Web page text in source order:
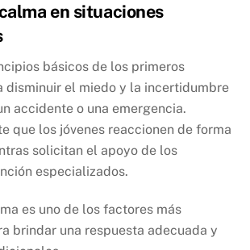
en situaciones
básicos de los primeros
disminuir el miedo y la incertidumbre
accidente o una emergencia.
que los jóvenes reaccionen de forma
solicitan el apoyo de los
especializados.
es uno de los factores más
brindar una respuesta adecuada y